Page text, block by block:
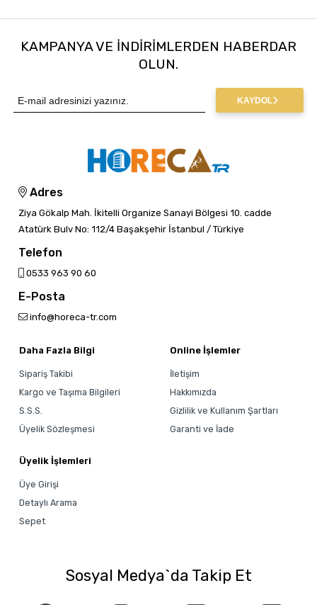
KAMPANYA VE INDIRIMLERDEN HABERDAR
OLUN.
KAYDOL
Adres
Ziya Gökalp Mah. İkitelli Organize Sanayi Bölgesi 10. cadde
Atatürk Bulv No: 112/4 Başakşehir İstanbul / Türkiye
Telefon
0533 963 90 60
E-Posta
info@horeca-tr.com
Daha Fazla Bilgi
Sipariş Takibi
Kargo ve Taşıma Bilgileri
S.S.S.
Üyelik Sözleşmesi
Online İşlemler
İletişim
Hakkımızda
Gizlilik ve Kullanım Şartları
Garanti ve İade
Üyelik İşlemleri
Üye Girişi
Detaylı Arama
Sepet
Sosyal Medya`da Takip Et